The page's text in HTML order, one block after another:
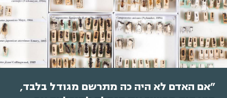
"אם האדם לא היה כה מתרשם מגודל בלבד,